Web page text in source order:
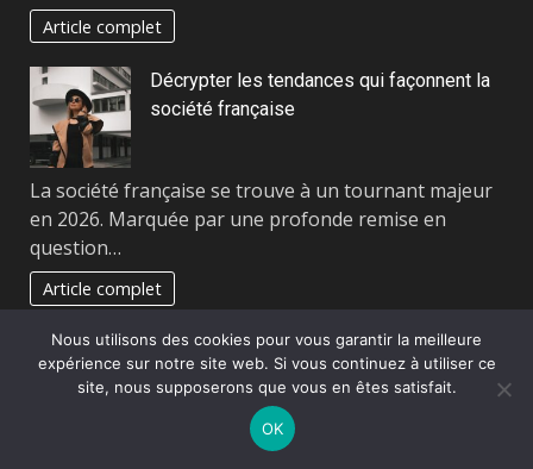
Article complet
Décrypter les tendances qui façonnent la
société française
La société française se trouve à un tournant majeur
en 2026. Marquée par une profonde remise en
question…
Article complet
Vivre au bord de l’eau : entre rêve et
réalité
Le désir de vivre au bord de l’eau s’inscrit dans une
Nous utilisons des cookies pour vous garantir la meilleure
expérience sur notre site web. Si vous continuez à utiliser ce
site, nous supposerons que vous en êtes satisfait.
OK